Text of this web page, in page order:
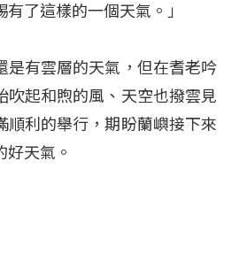
了這樣的一個天氣。」
是有雲層的天氣，但在耆老吟
吹起和煦的風、天空也撥雲見
順利的舉行，期盼蘭嶼接下來
天氣。